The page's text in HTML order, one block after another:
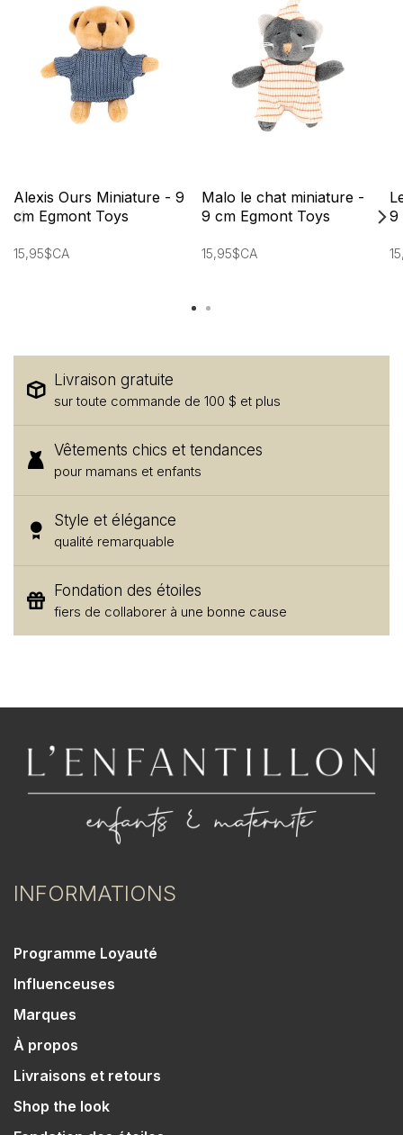
Alexis Ours Miniature - 9
cm Egmont Toys
15,95$CA
Malo le chat miniature -
9 cm Egmont Toys
15,95$CA
9
Livraison gratuite
sur toute commande de 100 $ et plus
Vêtements chics et tendances
pour mamans et enfants
Style et élégance
qualité remarquable
Fondation des étoiles
fiers de collaborer à une bonne cause
INFORMATIONS
Programme Loyauté
Influenceuses
Marques
À propos
Livraisons et retours
Shop the look